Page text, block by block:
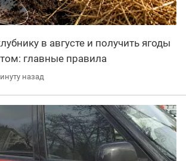
в августе и получить ягоды
главные правила
назад